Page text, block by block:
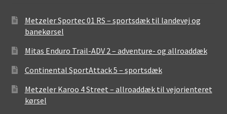
Metzeler Sportec 01 RS – sportsdæk til landevej og
banekørsel
Mitas Enduro Trail-ADV 2 – adventure- og allroaddæk
Continental SportAttack 5 – sportsdæk
Metzeler Karoo 4 Street – allroaddæk til vejorienteret
kørsel